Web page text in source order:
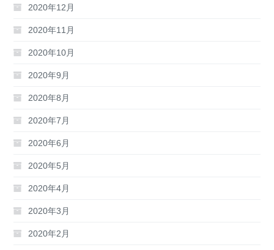
2020年12月
2020年11月
2020年10月
2020年9月
2020年8月
2020年7月
2020年6月
2020年5月
2020年4月
2020年3月
2020年2月